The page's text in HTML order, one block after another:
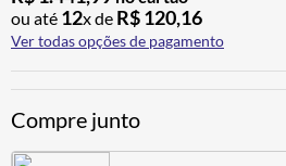
ou até 12x de R$120,16
Ver todas opções de pagamento
Compre junto